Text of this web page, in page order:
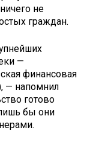
не
граждан.
—
финансовая
— напомнил
готово
бы они